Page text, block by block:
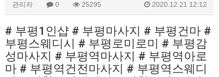
관리자 0 25295 2020.12.21 12:12
# 부평1인샵 # 부평마사지 # 부평건마 #
부평스웨디시 # 부평로미로미 # 부평감
성마사지 # 부평역마사지 # 부평역아로
마 # 부평역건전마사지 # 부평역스웨디